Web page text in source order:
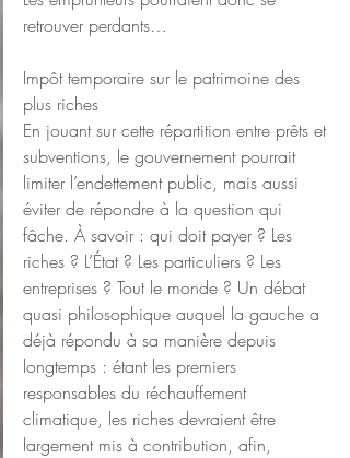
retrouver perdants…
Impôt temporaire sur le patrimoine des
plus riches
En jouant sur cette répartition entre prêts et
subventions, le gouvernement pourrait
limiter l’endettement public, mais aussi
éviter de répondre à la question qui
fâche. À savoir : qui doit payer ? Les
riches ? L’État ? Les particuliers ? Les
entreprises ? Tout le monde ? Un débat
quasi philosophique auquel la gauche a
déjà répondu à sa manière depuis
longtemps : étant les premiers
responsables du réchauffement
climatique, les riches devraient être
largement mis à contribution, afin,